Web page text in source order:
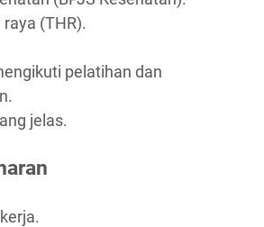
(THR).
pelatihan dan
jelas.